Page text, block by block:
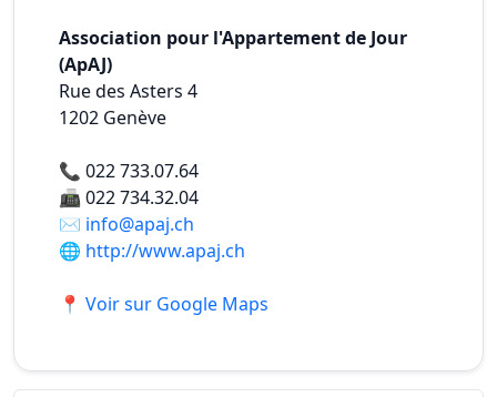
Association pour l'Appartement de Jour
(ApAJ)
Rue des Asters 4
1202 Genève
📞 022 733.07.64
📠022 734.32.04
✉️ info@apaj.ch
🌐 http://www.apaj.ch
📍 Voir sur Google Maps